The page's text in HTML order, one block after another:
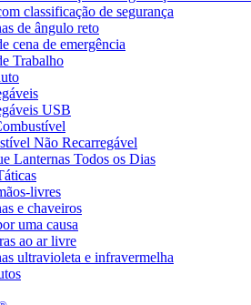
classificação de segurança
de ângulo reto
cena de emergência
Trabalho
USB
Não Recarregável
Lanternas Todos os Dias
livres
e chaveiros
uma causa
ao ar livre
ultravioleta e infravermelha